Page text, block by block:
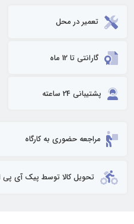
تعمیر در محل
گارانتی تا 12 ماه
پشتیبانی 24 ساعته
مراجعه حضوری به کارگاه
تحویل کالا توسط پیک آی پی